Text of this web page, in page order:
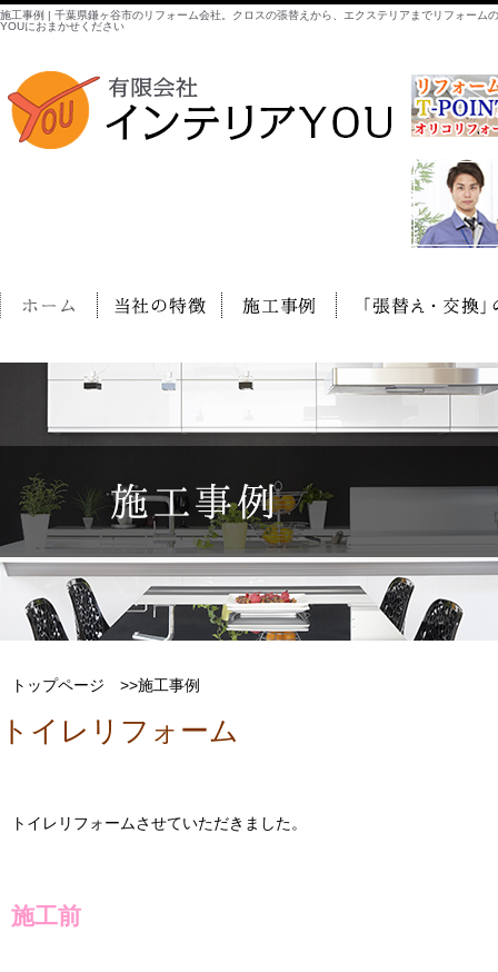
施工事例 | 千葉県鎌ヶ谷市のリフォーム会社。クロスの張替えから、エクステリアまでリフォーム
YOUにおまかせください
トップページ >>施工事例
トイレリフォーム
トイレリフォームさせていただきました。
施工前